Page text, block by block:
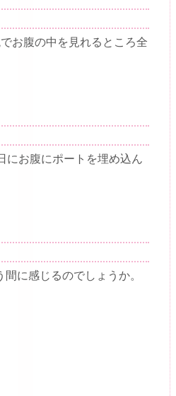
お腹の中を見れるところ全
にお腹にポートを埋め込ん
に感じるのでしょうか。